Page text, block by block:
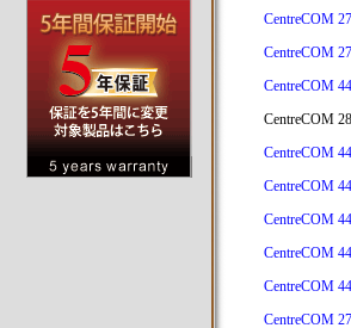
CentreCOM
CentreCOM
CentreCOM
CentreCOM
CentreCOM
CentreCOM
CentreCOM
CentreCOM
CentreCOM
CentreCOM